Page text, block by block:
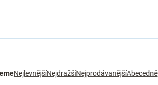
NejlevnějšíNejdražšíNejprodávanějšíAbecedně